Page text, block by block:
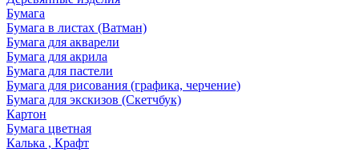
Бумага
Бумага в листах (Ватман)
Бумага для акварели
Бумага для акрила
Бумага для пастели
Бумага для рисования (графика, черчение)
Бумага для экскизов (Скетчбук)
Картон
Бумага цветная
Калька , Крафт